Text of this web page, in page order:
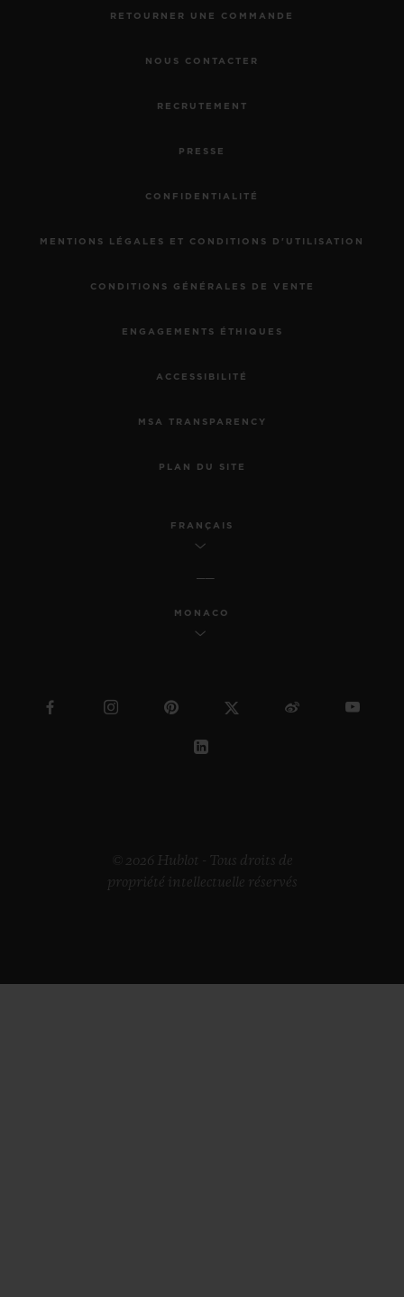
RETOURNER UNE COMMANDE
NOUS CONTACTER
RECRUTEMENT
PRESSE
CONFIDENTIALITÉ
MENTIONS LÉGALES ET CONDITIONS D'UTILISATION
CONDITIONS GÉNÉRALES DE VENTE
ENGAGEMENTS ÉTHIQUES
ACCESSIBILITÉ
MSA TRANSPARENCY
PLAN DU SITE
FRANÇAIS
MONACO
© 2026 Hublot - Tous droits de
propriété intellectuelle réservés